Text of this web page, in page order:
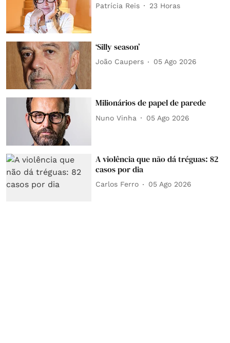
Patrícia Reis 23 Horas
‘Silly season’
João Caupers 05 Ago 2026
Milionários de papel de parede
Nuno Vinha 05 Ago 2026
A violência que não dá tréguas: 82
casos por dia
Carlos Ferro 05 Ago 2026